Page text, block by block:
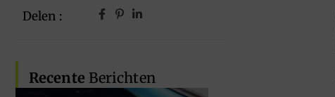
Delen :
Recente Berichten